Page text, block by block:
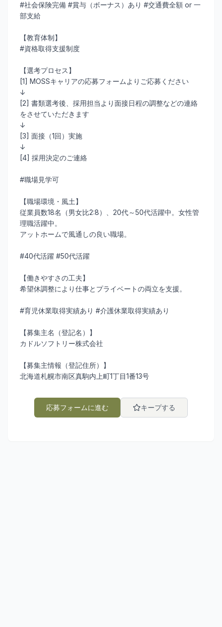
#社会保険完備 #賞与（ボーナス）あり #交通費全額 or 一
部支給
【教育体制】
#資格取得支援制度
【選考プロセス】
[1] MOSSキャリアの応募フォームよりご応募ください
↓
[2] 書類選考後、採用担当より面接日程の調整などの連絡
をさせていただきます
↓
[3] 面接（1回）実施
↓
[4] 採用決定のご連絡
#職場見学可
【職場環境・風土】
従業員数18名（男女比2:8）、20代～50代活躍中。女性管
理職活躍中。
アットホームで風通しの良い職場。
#40代活躍 #50代活躍
【働きやすさの工夫】
希望休調整により仕事とプライベートの両立を支援。
#育児休業取得実績あり #介護休業取得実績あり
【募集主名（登記名）】
カドルソフトリー株式会社
【募集主情報（登記住所）】
北海道札幌市南区真駒内上町1丁目1番13号
応募フォームに進む キープする